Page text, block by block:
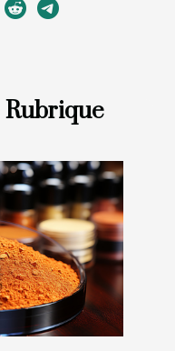
Rubrique